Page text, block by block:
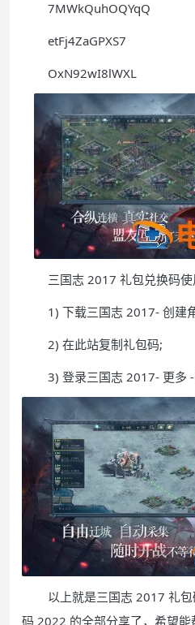
7MWkQuhOQYqQ
etFj4ZaGPXS7
OxN92wI8lWXL
三国志 2017 礼包兑换码使
1) 下载三国志 2017- 创建
2) 在此站复制礼包码;
3) 登录三国志 2017- 更多
以上就是三国志 2017 礼
码 2022 的全部分享了，希望能